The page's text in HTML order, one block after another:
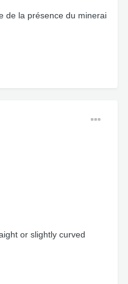
de la présence du minerai
or slightly curved